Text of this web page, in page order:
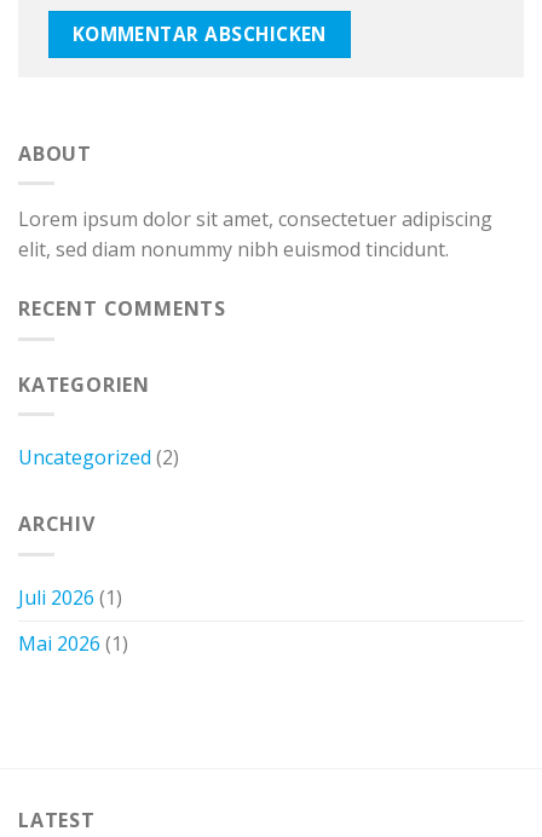
ABOUT
Lorem ipsum dolor sit amet, consectetuer adipiscing
elit, sed diam nonummy nibh euismod tincidunt.
RECENT COMMENTS
KATEGORIEN
Uncategorized (2)
ARCHIV
Juli 2026 (1)
Mai 2026 (1)
LATEST